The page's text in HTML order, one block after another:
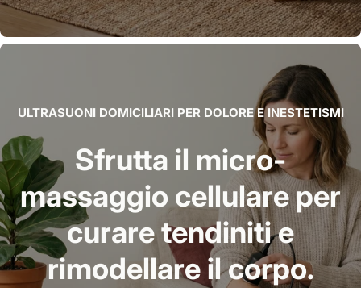
ULTRASUONI DOMICILIARI PER DOLORE E INESTETISMI
Sfrutta il micro-
massaggio cellulare per
curare tendiniti e
rimodellare il corpo.